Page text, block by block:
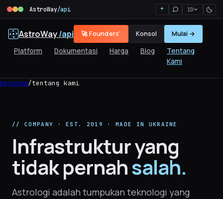
AstroWay/api ID
AstroWay/api
Platform Dokumentasi Harga Blog
Tentang
Kami
🚀 Founders' Konsol Mulai →
beranda/tentang kami
// COMPANY · EST. 2019 · MADE IN UKRAINE
Infrastruktur yang
tidak pernahsalah.
Astrologi adalah tumpukan teknologi yang